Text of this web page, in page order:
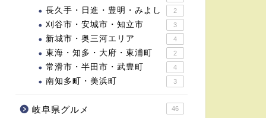
長久手・日進・豊明・みよし 2
刈谷市・安城市・知立市 3
新城市・奥三河エリア 4
東海・知多・大府・東浦町 2
常滑市・半田市・武豊町 4
南知多町・美浜町 3
岐阜県グルメ 46